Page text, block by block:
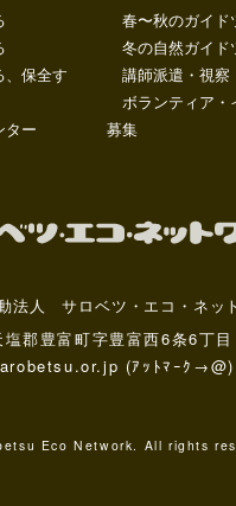
、保全す
ター
春〜秋のガイド
冬の自然ガイド
講師派遣・視察
ボランティア・
募集
法人 サロベツ・エコ・ネッ
郡豊富町字豊富西6条6丁
(ｱｯﾄﾏｰｸ→@)
Eco Network. All rights